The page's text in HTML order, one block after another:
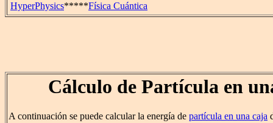
HyperPhysics*****Física Cuántica
Cálculo de Partícula en
A continuación se puede calcular la energía de partícula en una caja